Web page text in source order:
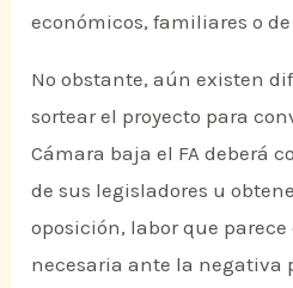
económicos, familiares o
No obstante, aún existen
sortear el proyecto para
Cámara baja el FA deberá
de sus legisladores u
oposición, labor que parece
necesaria ante la negativa